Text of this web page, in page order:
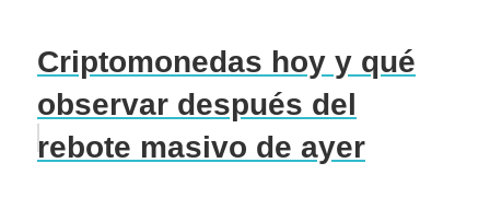
Criptomonedas hoy y qué
observar después del
rebote masivo de ayer